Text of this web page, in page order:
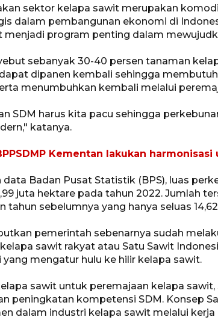
sektor kelapa sawit merupakan
dalam pembangunan ekonomi di
menjadi program penting dalam
sebanyak 30-40 persen tanaman
dipanen kembali sehingga
menumbuhkan kembali melalui
SDM harus kita pacu sehingga
katanya.
Kementan lakukan
data Badan Pusat Statistik (BPS), luas
juta hektare pada tahun 2022. Jumlah
tahun sebelumnya yang hanya seluas
pemerintah sebenarnya sudah
sawit rakyat atau Satu Sawit
yang mengatur hulu ke hilir kelapa sawit.
sawit untuk peremajaan kelapa sawit,
peningkatan kompetensi SDM. Konsep
dalam industri kelapa sawit melalui